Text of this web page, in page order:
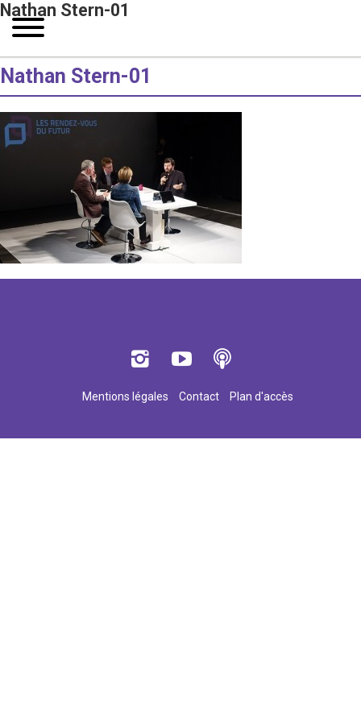
Nathan Stern-01
Nathan Stern-01
Mentions légales Contact Plan d'accès